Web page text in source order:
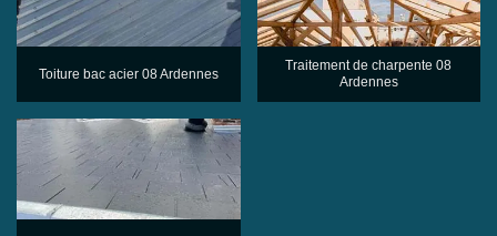
Toiture bac acier 08 Ardennes
Traitement de charpente 08
Ardennes